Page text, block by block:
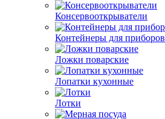
Консервооткрыватели
Контейнеры для приборов
Ложки поварские
Лопатки кухонные
Лотки